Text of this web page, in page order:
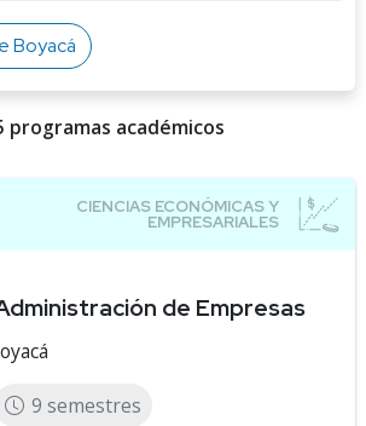
Boyacá
programas académicos
de Empresas
9 semestres